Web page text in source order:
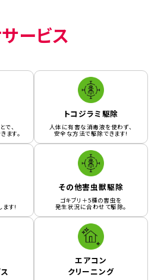
ービス
で、
ます。
トコジラミ駆除
人体に有害な消毒液を使わず、
安全な方法で駆除できます!
ます!
その他害虫獣駆除
ゴキブリ＋5種の害虫を
発生状況に合わせて駆除。
エアコン
クリーニング